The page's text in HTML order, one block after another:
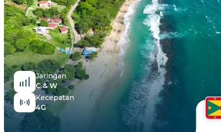
Jaringan
C & W
Kecepatan
4G